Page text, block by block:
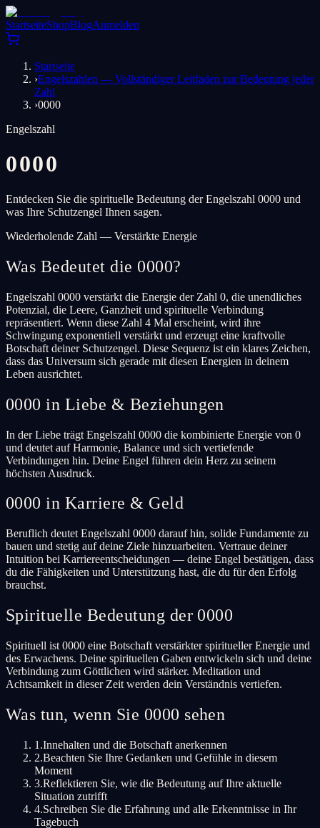
StartseiteShopBlogAnmelden
Startseite
›Engelszahlen — Vollständiger Leitfaden zur Bedeutung jeder
Zahl
›0000
Engelszahl
0000
Entdecken Sie die spirituelle Bedeutung der Engelszahl 0000 und
was Ihre Schutzengel Ihnen sagen.
Wiederholende Zahl — Verstärkte Energie
Was Bedeutet die 0000?
Engelszahl 0000 verstärkt die Energie der Zahl 0, die unendliches
Potenzial, die Leere, Ganzheit und spirituelle Verbindung
repräsentiert. Wenn diese Zahl 4 Mal erscheint, wird ihre
Schwingung exponentiell verstärkt und erzeugt eine kraftvolle
Botschaft deiner Schutzengel. Diese Sequenz ist ein klares Zeichen,
dass das Universum sich gerade mit diesen Energien in deinem
Leben ausrichtet.
0000 in Liebe & Beziehungen
In der Liebe trägt Engelszahl 0000 die kombinierte Energie von 0
und deutet auf Harmonie, Balance und sich vertiefende
Verbindungen hin. Deine Engel führen dein Herz zu seinem
höchsten Ausdruck.
0000 in Karriere & Geld
Beruflich deutet Engelszahl 0000 darauf hin, solide Fundamente zu
bauen und stetig auf deine Ziele hinzuarbeiten. Vertraue deiner
Intuition bei Karriereentscheidungen — deine Engel bestätigen, dass
du die Fähigkeiten und Unterstützung hast, die du für den Erfolg
brauchst.
Spirituelle Bedeutung der 0000
Spirituell ist 0000 eine Botschaft verstärkter spiritueller Energie und
des Erwachens. Deine spirituellen Gaben entwickeln sich und deine
Verbindung zum Göttlichen wird stärker. Meditation und
Achtsamkeit in dieser Zeit werden dein Verständnis vertiefen.
Was tun, wenn Sie 0000 sehen
1.Innehalten und die Botschaft anerkennen
2.Beachten Sie Ihre Gedanken und Gefühle in diesem
Moment
3.Reflektieren Sie, wie die Bedeutung auf Ihre aktuelle
Situation zutrifft
4.Schreiben Sie die Erfahrung und alle Erkenntnisse in Ihr
Tagebuch